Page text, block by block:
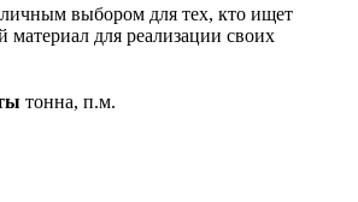
выбором для тех, кто ищет
для реализации своих
тонна, п.м.